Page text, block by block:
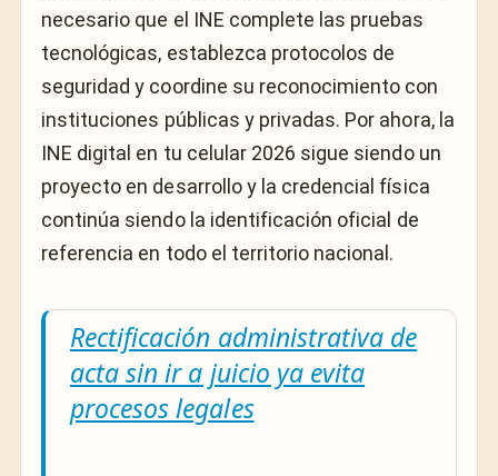
necesario que el INE complete las pruebas
tecnológicas, establezca protocolos de
seguridad y coordine su reconocimiento con
instituciones públicas y privadas. Por ahora, la
INE digital en tu celular 2026 sigue siendo un
proyecto en desarrollo y la credencial física
continúa siendo la identificación oficial de
referencia en todo el territorio nacional.
Rectificación administrativa de
acta sin ir a juicio ya evita
procesos legales